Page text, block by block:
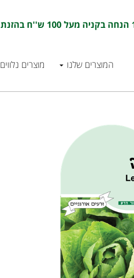
המוצרים שלנו מוצרים נלווים